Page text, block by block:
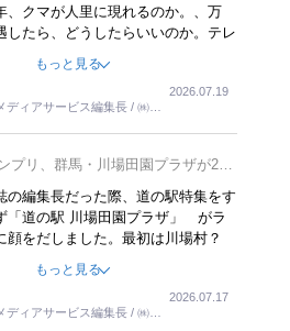
、クマが人里に現れるのか。、万
したら、どうしたらいいのか。テレ
、冗談でもいえません。そんな中
はタイムリーですね。
もっと見る
ディアサービス編集長 / ㈱ツ
2026.07.19
プリ、群馬・川場田園プラザが2連
の編集長だった際、道の駅特集をす
「道の駅 川場田園プラザ」 がラ
顔をだしました。最初は川場村？
にインタビューしたら、興味深い
出しました。プレゼンも巧みで、今
とが２つあります。一つは、従業員
もっと見る
ディアサービス編集長 / ㈱ツ
2026.07.17